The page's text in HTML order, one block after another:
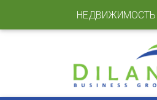
НЕДВИЖИМОСТЬ